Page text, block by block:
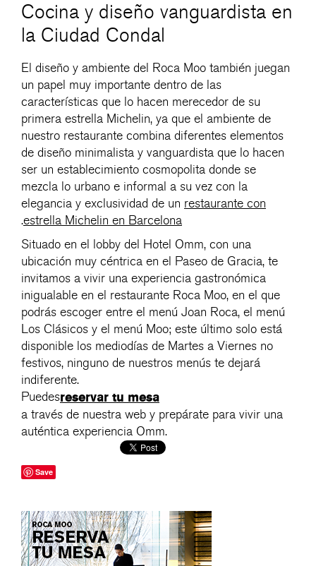
Cocina y diseño vanguardista en
la Ciudad Condal
El diseño y ambiente del Roca Moo también juegan
un papel muy importante dentro de las
características que lo hacen merecedor de su
primera estrella Michelin, ya que el ambiente de
nuestro restaurante combina diferentes elementos
de diseño minimalista y vanguardista que lo hacen
ser un establecimiento cosmopolita donde se
mezcla lo urbano e informal a su vez con la
elegancia y exclusividad de un restaurante con
estrella Michelin en Barcelona
.
Situado en el lobby del Hotel Omm, con una
ubicación muy céntrica en el Paseo de Gracia, te
invitamos a vivir una experiencia gastronómica
inigualable en el restaurante Roca Moo, en el que
podrás escoger entre el menú Joan Roca, el menú
Los Clásicos y el menú Moo; este último solo está
disponible los mediodías de Martes a Viernes no
festivos, ninguno de nuestros menús te dejará
indiferente.
Puedesreservar tu mesa
a través de nuestra web y prepárate para vivir una
auténtica experiencia Omm.
Save